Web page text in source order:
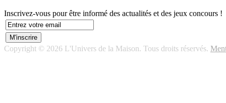
Inscrivez-vous pour être informé des actualités et des jeux concours !
Copyright © 2026 L'Univers de la Maison. Tous droits réservés.